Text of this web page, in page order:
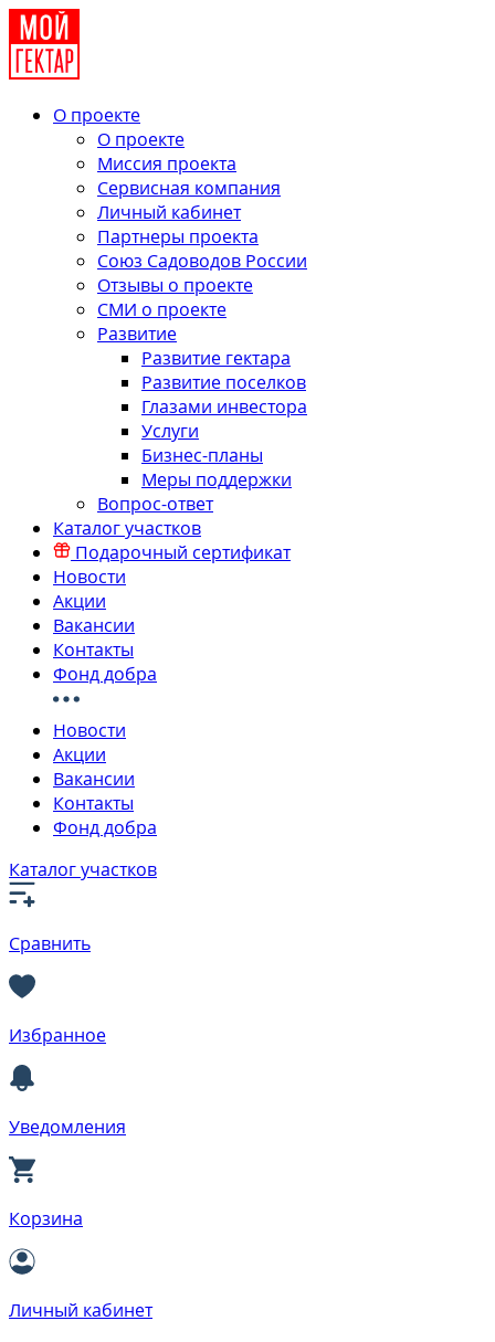
О проекте
О проекте
Миссия проекта
Сервисная компания
Личный кабинет
Партнеры проекта
Союз Садоводов России
Отзывы о проекте
СМИ о проекте
Развитие
Развитие гектара
Развитие поселков
Глазами инвестора
Услуги
Бизнес-планы
Меры поддержки
Вопрос-ответ
Каталог участков
Подарочный сертификат
Новости
Акции
Вакансии
Контакты
Фонд добра
Новости
Акции
Вакансии
Контакты
Фонд добра
Каталог участков
Сравнить
Избранное
Уведомления
Корзина
Личный кабинет